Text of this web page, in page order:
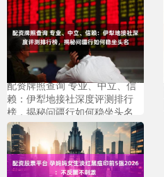
配资牌照查询 专业、中立、信
赖：伊犁地接社深度评测排行
榜，揭秘问疆行如何稳坐头名